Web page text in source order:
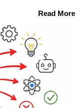
മൂലം
സംഭവത്തിൽ
ഇയാളാണോ